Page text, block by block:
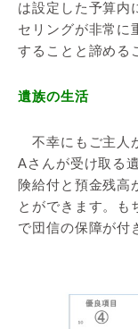
は設定した予算内
セリングが非常に
することと諦める
遺族の生活
不幸にもご主人
Aさんが受け取る
険給付と預金残高
とができます。も
で団信の保障が付